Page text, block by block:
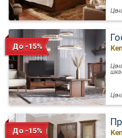
До -15%
До -15%